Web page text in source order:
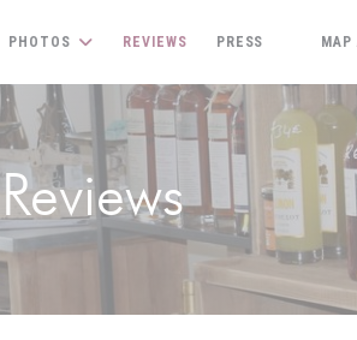
PHOTOS REVIEWS PRESS
Reviews